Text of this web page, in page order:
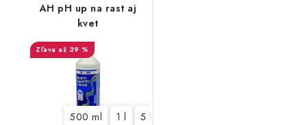
AH pH up na rast aj
kvet
až 39 %
500 ml 1 l 5 l